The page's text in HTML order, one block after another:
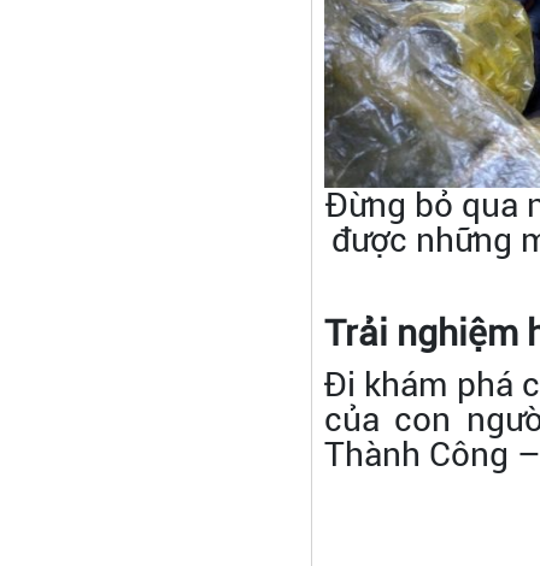
Đừng bỏ qua
được những
Trải nghiệm
Đi khám phá
của con
Thành Công